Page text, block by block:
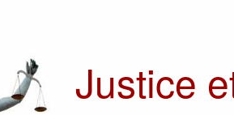
Justice